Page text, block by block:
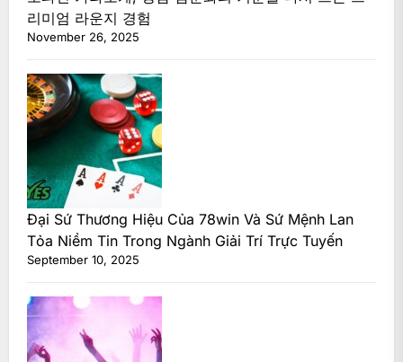
리미엄 라운지 경험
November 26, 2025
Đại Sứ Thương Hiệu Của 78win Và Sứ Mệnh Lan
Tỏa Niềm Tin Trong Ngành Giải Trí Trực Tuyến
September 10, 2025